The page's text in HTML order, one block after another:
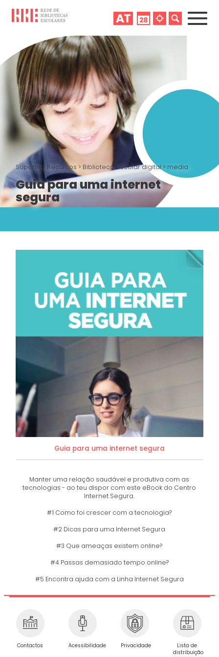
Suporte > Recursos > Biblioteca escolar digital > media
Guia para uma internet
segura
Guia para uma internet segura
Manter uma relação saudável e produtiva com as
tecnologias - ao teu dispor com este eBook do Centro
Internet Segura.
#1 Como foi crescer com a tecnologia?
#2 Dicas para uma Internet Segura
#3 Que ameaças existem online?
#4 Passas demasiado tempo online?
#5 Encontra ajuda com a Linha Internet Segura
Contactos Acessibilidade Privacidade
Lista de
distribuição